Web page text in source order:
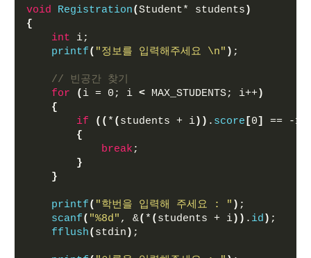
void Registration(Student* students )
{
int i;
printf( "정보를 입력해주세요 \n" ) ;
// 빈공간 찾기
for
( i = 0; i < MAX_STUDENTS; i++)
{
if
(( * ( students + i)) . score [0] == -1
{
break ;
}
}
printf( "학번을 입력해 주세요 : " ) ;
scanf( "%8d" , &( * ( students + i)) . id ) ;
fflush( stdin ) ;